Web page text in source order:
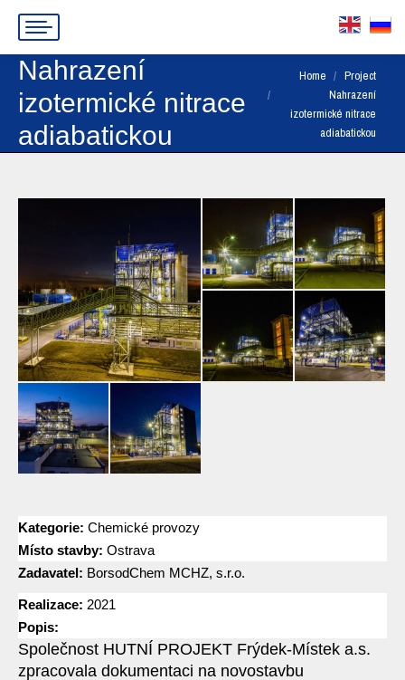
Nahrazení
izotermické nitrace
adiabatickou
You are here:
Home
Project
Nahrazení
izotermické nitrace
adiabatickou
Kategorie: Chemické provozy
Místo stavby: Ostrava
Zadavatel: BorsodChem MCHZ, s.r.o.
Realizace: 2021
Popis:
Společnost HUTNÍ PROJEKT Frýdek-Místek a.s.
zpracovala dokumentaci na novostavbu